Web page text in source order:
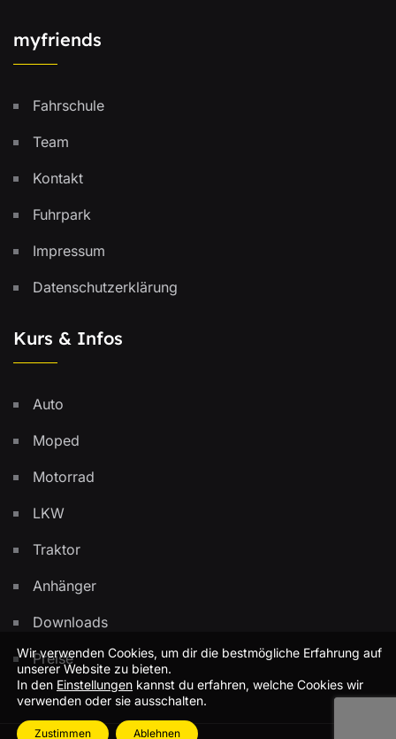
myfriends
Fahrschule
Team
Kontakt
Fuhrpark
Impressum
Datenschutzerklärung
Kurs & Infos
Auto
Moped
Motorrad
LKW
Traktor
Anhänger
Downloads
Preise
Wir verwenden Cookies, um dir die bestmögliche Erfahrung auf
unserer Website zu bieten.
In den Einstellungen kannst du erfahren, welche Cookies wir
verwenden oder sie ausschalten.
Zustimmen Ablehnen